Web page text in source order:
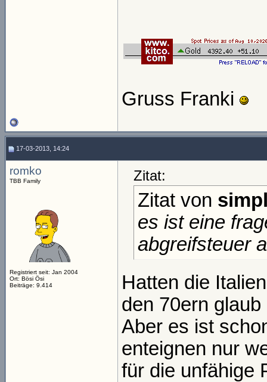
Gruss Franki
17-03-2013, 14:24
romko
TBB Family
Registriert seit: Jan 2004
Ort: Bösi Ösi
Beiträge: 9.414
Zitat:
Zitat von
es ist eine
abgreifsteuer
Hatten die
den 70ern glaub
Aber es ist
enteignen nur
für die unfähige